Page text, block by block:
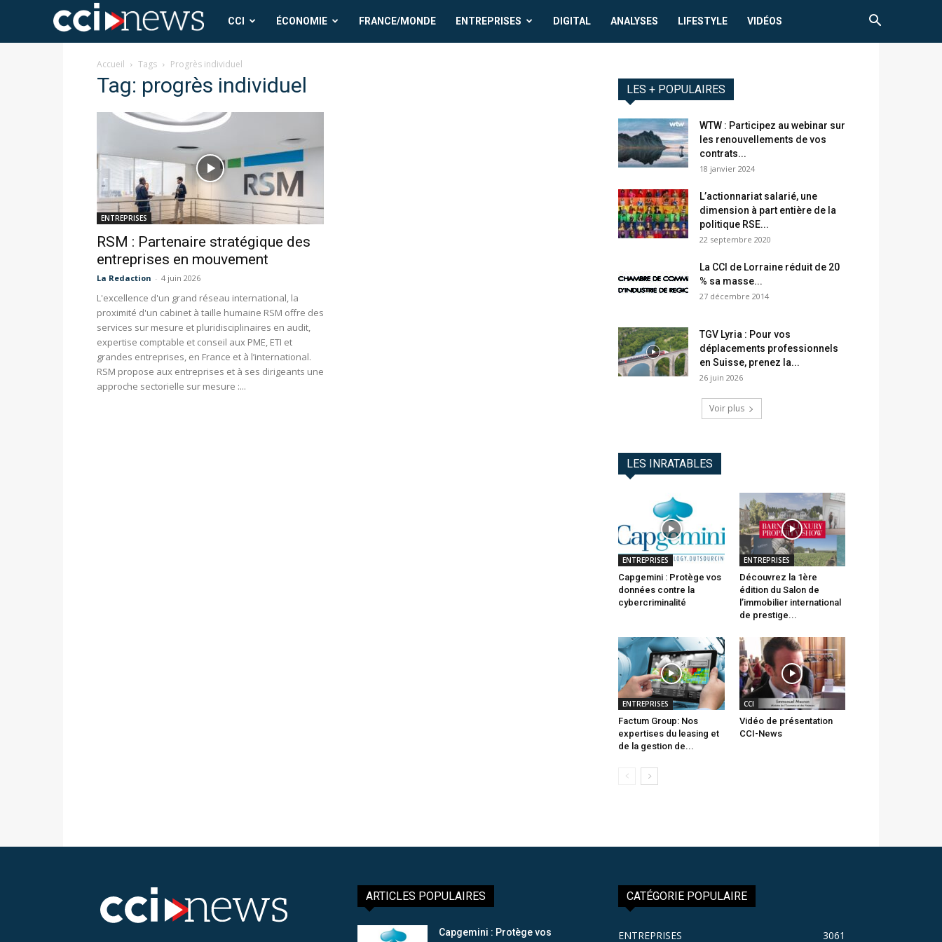
CCI
News
CCI ÉCONOMIE FRANCE/MONDE ENTREPRISES DIGITAL ANALYSES LIFESTYLE VIDÉOS
Accueil Tags Progrès individuel
Tag: progrès individuel
ENTREPRISES
RSM : Partenaire stratégique des
entreprises en mouvement
La Redaction - 4 juin 2026
L'excellence d'un grand réseau international, la
proximité d'un cabinet à taille humaine RSM offre des
services sur mesure et pluridisciplinaires en audit,
expertise comptable et conseil aux PME, ETI et
grandes entreprises, en France et à l’international.
RSM propose aux entreprises et à ses dirigeants une
approche sectorielle sur mesure :...
LES + POPULAIRES
WTW : Participez au webinar sur
les renouvellements de vos
contrats...
18 janvier 2024
L’actionnariat salarié, une
dimension à part entière de la
politique RSE...
22 septembre 2020
La CCI de Lorraine réduit de 20
% sa masse...
27 décembre 2014
TGV Lyria : Pour vos
déplacements professionnels
en Suisse, prenez la...
26 juin 2026
Voir plus
LES INRATABLES
ENTREPRISES
Capgemini : Protège vos
données contre la
cybercriminalité
ENTREPRISES
Découvrez la 1ère
édition du Salon de
l’immobilier international
de prestige...
ENTREPRISES
Factum Group: Nos
expertises du leasing et
de la gestion de...
CCI
Vidéo de présentation
CCI-News
ARTICLES POPULAIRES
Capgemini : Protège vos
CATÉGORIE POPULAIRE
ENTREPRISES 3061